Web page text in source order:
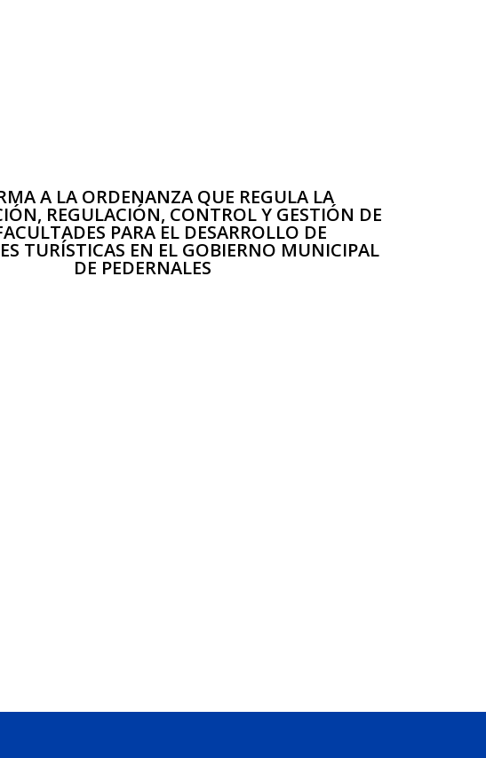
A LA ORDENANZA QUE REGULA LA
REGULACIÓN, CONTROL Y GESTIÓN DE
PARA EL DESARROLLO DE
TURÍSTICAS EN EL GOBIERNO MUNICIPAL
DE PEDERNALES